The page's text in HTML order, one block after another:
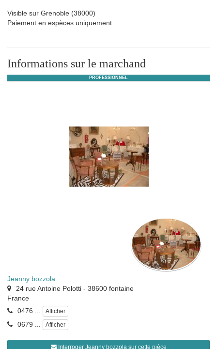
Visible sur Grenoble (38000)
Paiement en espèces uniquement
Informations sur le marchand
PROFESSIONNEL
Jeanny bozzola
24 rue Antoine Polotti - 38600 fontaine
France
0476 ...
Afficher
0679 ... Afficher
Interroger Jeanny bozzola sur cette pièce